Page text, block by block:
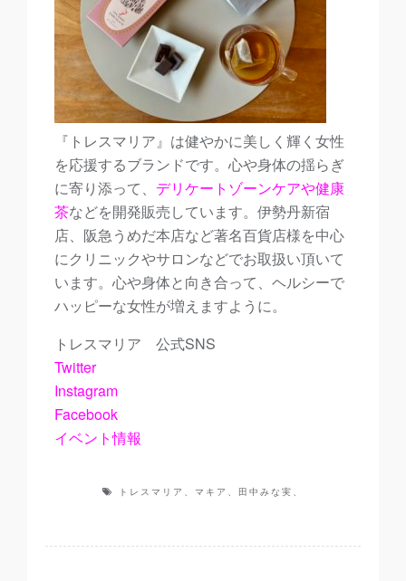
『トレスマリア』は健やかに美しく輝く女性
を応援するブランドです。心や身体の揺らぎ
に寄り添って、 デリケートゾーンケアや健康
茶などを開発販売しています。伊勢丹新宿
店、阪急うめだ本店など著名百貨店様を中心
にクリニックやサロンなどでお取扱い頂いて
います。心や身体と向き合って、ヘルシーで
ハッピーな女性が増えますように。
トレスマリア 公式SNS
Twitter
Instagram
Facebook
イベント情報
トレスマリア、マキア、田中みな実、